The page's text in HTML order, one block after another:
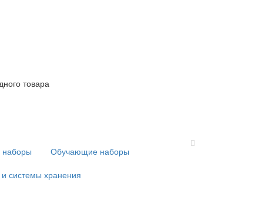
товара
наборы
Обучающие наборы
системы хранения